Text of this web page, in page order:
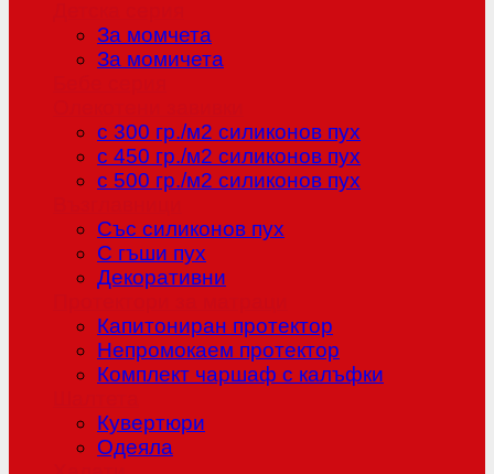
За момчета
За момичета
с 300 гр./м2 силиконов пух
с 450 гр./м2 силиконов пух
с 500 гр./м2 силиконов пух
Със силиконов пух
С гъши пух
Декоративни
Капитониран протектор
Непромокаем протектор
Комплект чаршаф с калъфки
Кувертюри
Одеяла